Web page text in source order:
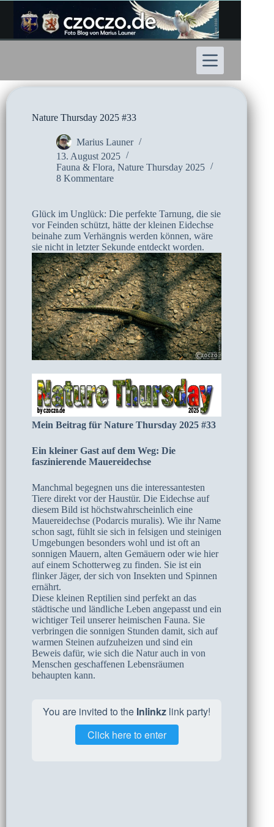
Inhalt
springen
Nature Thursday 2025 #33
Marius Launer
13. August 2025
Fauna & Flora, Nature Thursday 2025
8 Kommentare
Glück im Unglück: Die perfekte Tarnung, die sie
vor Feinden schützt, hätte der kleinen Eidechse
beinahe zum Verhängnis werden können, wäre
sie nicht in letzter Sekunde entdeckt worden.
Mein Beitrag für Nature Thursday 2025 #33
Ein kleiner Gast auf dem Weg: Die
faszinierende Mauereidechse
Manchmal begegnen uns die interessantesten
Tiere direkt vor der Haustür. Die Eidechse auf
diesem Bild ist höchstwahrscheinlich eine
Mauereidechse (Podarcis muralis). Wie ihr Name
schon sagt, fühlt sie sich in felsigen und steinigen
Umgebungen besonders wohl und ist oft an
sonnigen Mauern, alten Gemäuern oder wie hier
auf einem Schotterweg zu finden. Sie ist ein
flinker Jäger, der sich von Insekten und Spinnen
ernährt.
Diese kleinen Reptilien sind perfekt an das
städtische und ländliche Leben angepasst und ein
wichtiger Teil unserer heimischen Fauna. Sie
verbringen die sonnigen Stunden damit, sich auf
warmen Steinen aufzuheizen und sind ein
Beweis dafür, wie sich die Natur auch in von
Menschen geschaffenen Lebensräumen
behaupten kann.
You are invited to the Inlinkz link party!
Click here to enter